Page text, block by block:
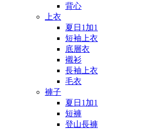
背心
上衣
夏日1加1
短袖上衣
底層衣
襯衫
長袖上衣
毛衣
褲子
夏日1加1
短褲
登山長褲